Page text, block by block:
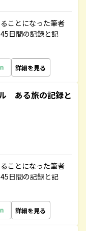
ことになった筆者
日間の記録と記
詳細を見る
ある旅の記録と
ことになった筆者
日間の記録と記
詳細を見る